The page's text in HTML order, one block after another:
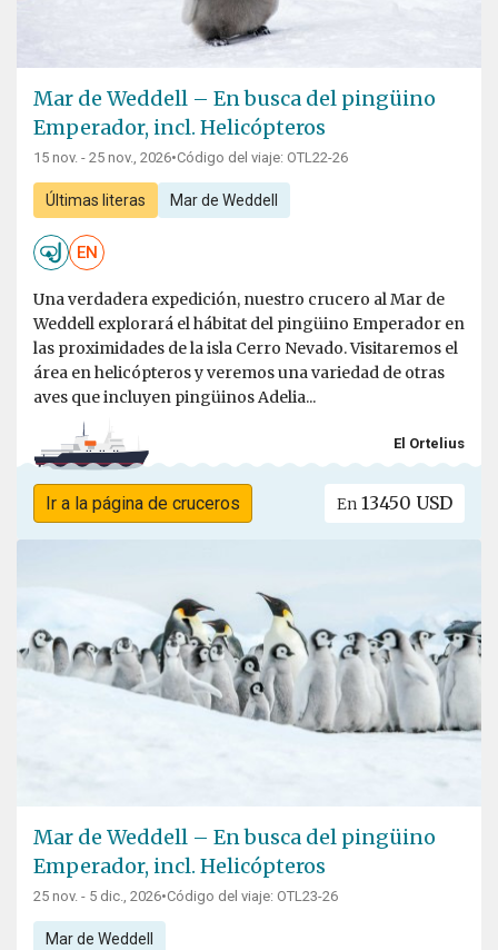
Mar de Weddell – En busca del pingüino
Emperador, incl. Helicópteros
15 nov. - 25 nov., 2026•Código del viaje: OTL22-26
Últimas literas Mar de Weddell
EN
Una verdadera expedición, nuestro crucero al Mar de
Weddell explorará el hábitat del pingüino Emperador en
las proximidades de la isla Cerro Nevado. Visitaremos el
área en helicópteros y veremos una variedad de otras
aves que incluyen pingüinos Adelia...
El Ortelius
Ir a la página de cruceros En 13450 USD
Mar de Weddell – En busca del pingüino
Emperador, incl. Helicópteros
25 nov. - 5 dic., 2026•Código del viaje: OTL23-26
Mar de Weddell